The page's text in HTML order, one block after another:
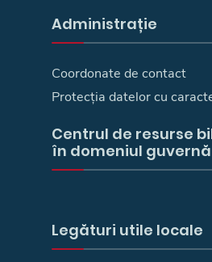
Administrație
Coordonate de contact
Protecția datelor cu
Centrul de resurse
în domeniul
Legături utile locale